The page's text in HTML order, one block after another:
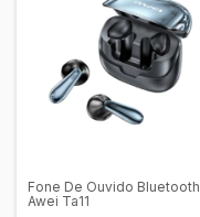
Fone De Ouvido Bluetooth
Awei Ta11